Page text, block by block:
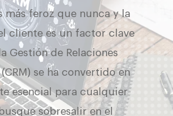
más feroz que nunca y la
cliente es un factor clave
Gestión de Relaciones
se ha convertido en
esencial para cualquier
sobresalir en el